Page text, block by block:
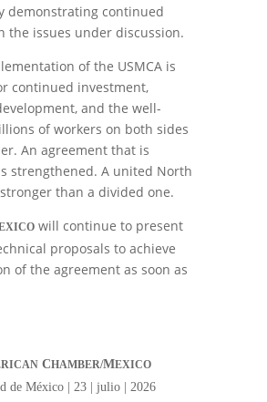
demonstrating continued
the issues under discussion.
of the USMCA is
continued investment,
and the well-
of workers on both sides
An agreement that is
strengthened. A united North
than a divided one.
will continue to present
proposals to achieve
of the agreement as soon as
CHAMBER/MEXICO
de México | 23| julio | 2026